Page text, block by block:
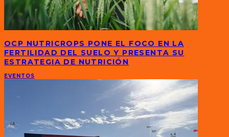
OCP NUTRICROPS PONE EL FOCO EN LA
FERTILIDAD DEL SUELO Y PRESENTA SU
ESTRATEGIA DE NUTRICIÓN
EVENTOS